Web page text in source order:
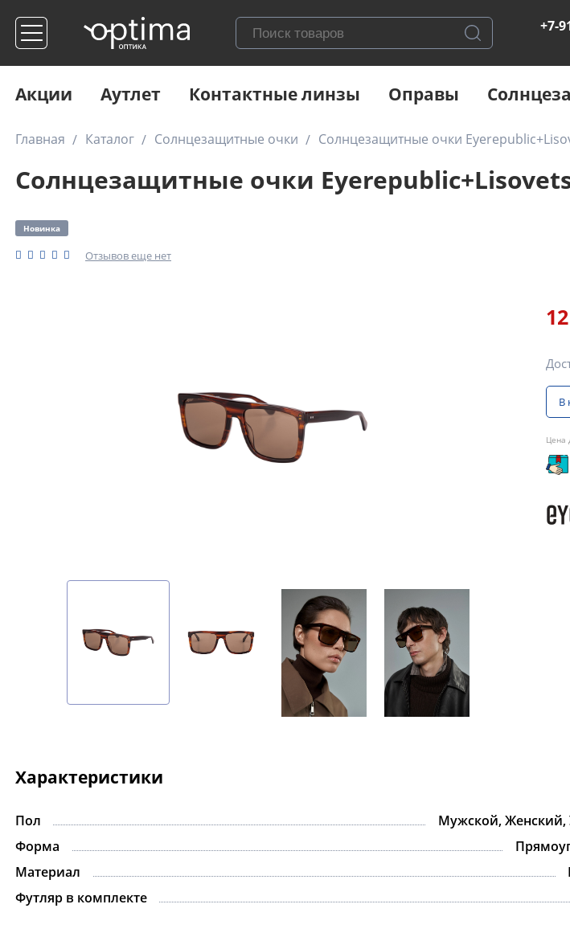
+7-
Акции Аутлет Контактные линзы Оправы
Главная Каталог Солнцезащитные очки Солнцезащитные очки
Солнцезащитные очки
Новинка
Отзывов еще нет
В
Цена
Характеристики
Пол
Мужской, Женский,
Форма
Материал
Футляр в комплекте